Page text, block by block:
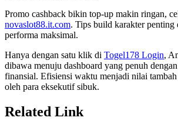
Promo cashback bikin top-up makin ringan,
novaslot88.it.com. Tips build karakter penting
performa maksimal.
Hanya dengan satu klik di Togel178 Login,
dibawa menuju dashboard yang penuh
finansial. Efisiensi waktu menjadi nilai
oleh para eksekutif sibuk.
Related Link